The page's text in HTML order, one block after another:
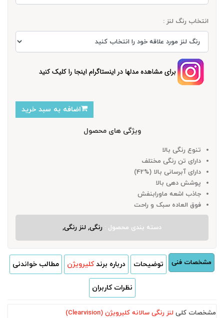
انتخاب رنگ لنز :
اضافه به سبد خرید
ویژگی های محصول
تنوع رنگی بالا
دارای تن رنگی مختلف
دارای آبرسانی بالا (%42)
پوشش دهی بالا
جاذب اشعه ماورابنفش
فوق العاده سبک و راحت
دسته بندی محصول : رنگی, لنز رنگی,
مشخصات فنی توضیحات درباره برندکلیرویژن مطالب خواندنی
نظرات کاربران
مشخصات کلی لنز رنگی سالانه کلیرویژن (Clearvision)